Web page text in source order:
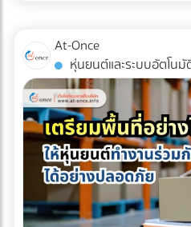
รอยต่อ" (Seamless
ญี่ปุ่นจนถึงประตูโรงงานในไทย 1.
กระบวนการเริ่มต้นตั้งแต่หลังจาก
ถุงฟอยล์ทึบแสงแบบสุญญากาศ
ทันที จากนั้นจะถูกนำไปจัดเก็บใ
จะต่ำกว่า 15°C หรือในบางเกรด
การเดินทาง): การขนส่งทางเรือ
ไทยใช้เวลาประมาณ 10-14 วัน
Container) อุณหภูมิภายในตู้อาจ
กลางวัน ซึ่งจะอบผงมัทฉะจนเสื่อ
หากมีการวางแผนอย่างถูกต้องต
สรรพากร เงื่อนไขการนำค่าใช้จ่าย Outing & CSR ไปหักภาษี
บริษัท การจะตอบคำถามว่า "เช่า
ไหม?" ต้องพิจารณาเงื่อนไขหลัก
การพัฒนาบุคลากร: กิจกรรมต้อ
ชัดเจน เช่น มีการอบรมสัมมนา ห
ประโยชน์ต่อสังคม เป็นสิทธิประ
ต้องเป็นการจัดเลี้ยงหรือสวัสดิ
เท่าเทียม ไม่เลือกปฏิบัติเฉพาะกลุ่
At-Once
หุ่นยนต์และระบบอัตโนมั